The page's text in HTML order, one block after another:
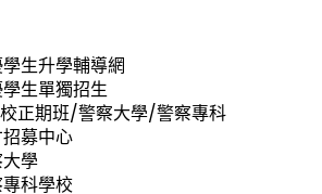
生升學輔導網
生單獨招生
期班/警察大學/警察專科
募中心
學
科學校